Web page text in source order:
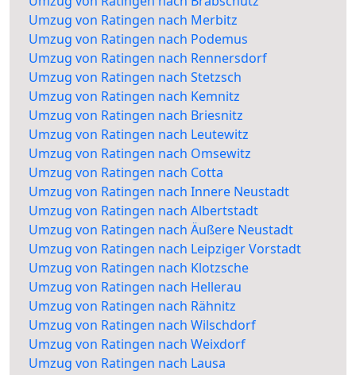
Umzug von Ratingen nach Merbitz
Umzug von Ratingen nach Podemus
Umzug von Ratingen nach Rennersdorf
Umzug von Ratingen nach Stetzsch
Umzug von Ratingen nach Kemnitz
Umzug von Ratingen nach Briesnitz
Umzug von Ratingen nach Leutewitz
Umzug von Ratingen nach Omsewitz
Umzug von Ratingen nach Cotta
Umzug von Ratingen nach Innere Neustadt
Umzug von Ratingen nach Albertstadt
Umzug von Ratingen nach Äußere Neustadt
Umzug von Ratingen nach Leipziger Vorstadt
Umzug von Ratingen nach Klotzsche
Umzug von Ratingen nach Hellerau
Umzug von Ratingen nach Rähnitz
Umzug von Ratingen nach Wilschdorf
Umzug von Ratingen nach Weixdorf
Umzug von Ratingen nach Lausa